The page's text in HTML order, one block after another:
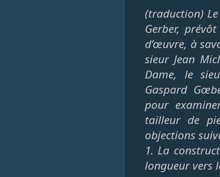
(traduction)
Gerber,
d’œuvre, à
sieur Jean
Dame, le
Gaspard
pour
tailleur de
objections
1. La
longueur vers